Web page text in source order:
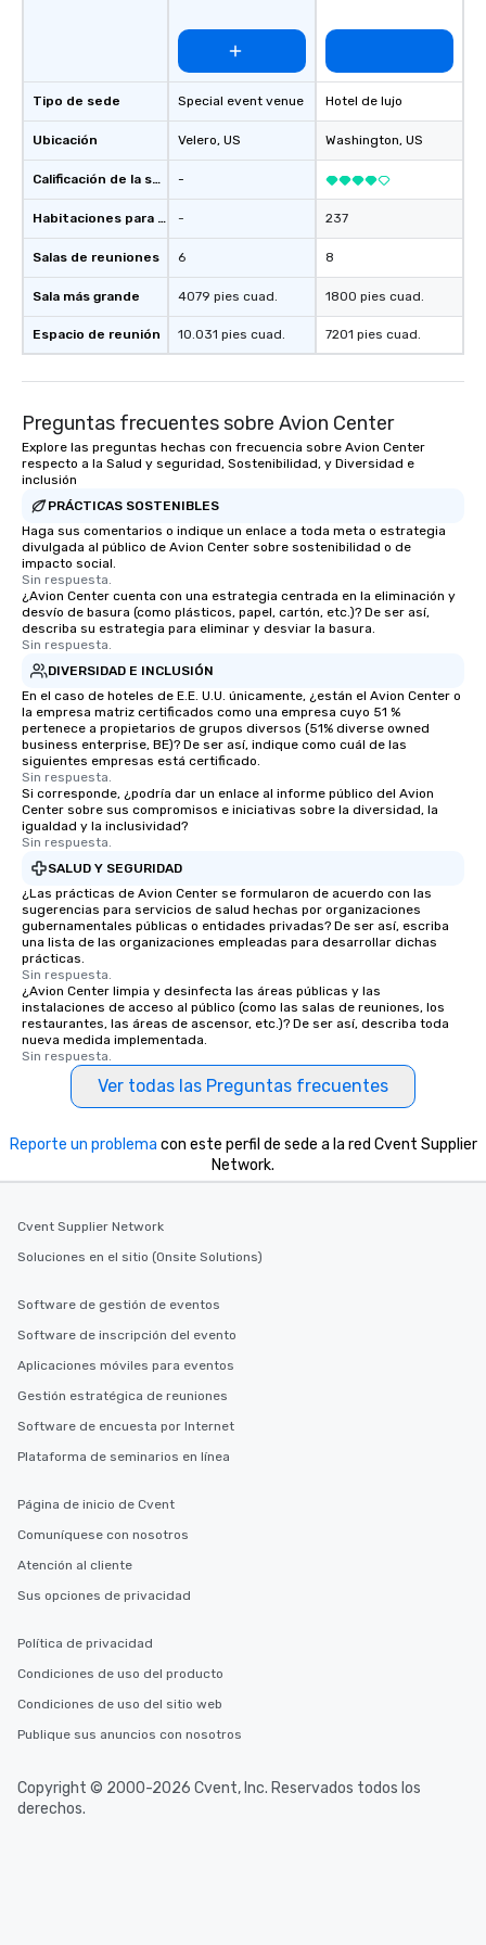
AND BACKGROUND VOCALS ★ ★ JIM
FIEGENER- GUITARS, LEAD AND
BACKGROUND VOCALS ★ ★ DAVE
LEWICKI- BASS, LEAD AND
BACKGROUND VOCALS ★ ★ TINO
MAGAZU- DRUMS ★
Tipo de sede
Ubicación
Calificación de la sede
Habitaciones para huéspedes
Salas de reuniones
Sala más grande
Espacio de reunión
Special event venue
Velero, US
-
-
6
4079 pies cuad.
10.031 pies cuad.
Hotel de lujo
Washington, US
237
8
1800 pies cuad.
7201 pies cuad.
Preguntas frecuentes sobre Avion Center
Explore las preguntas hechas con frecuencia sobre Avion Center
respecto a la Salud y seguridad, Sostenibilidad, y Diversidad e
inclusión
PRÁCTICAS SOSTENIBLES
Haga sus comentarios o indique un enlace a toda meta o estrategia
divulgada al público de Avion Center sobre sostenibilidad o de
impacto social.
Sin respuesta.
¿Avion Center cuenta con una estrategia centrada en la eliminación y
desvío de basura (como plásticos, papel, cartón, etc.)? De ser así,
describa su estrategia para eliminar y desviar la basura.
Sin respuesta.
DIVERSIDAD E INCLUSIÓN
En el caso de hoteles de E.E. U.U. únicamente, ¿están el Avion Center o
la empresa matriz certificados como una empresa cuyo 51 %
pertenece a propietarios de grupos diversos (51% diverse owned
business enterprise, BE)? De ser así, indique como cuál de las
siguientes empresas está certificado.
Sin respuesta.
Si corresponde, ¿podría dar un enlace al informe público del Avion
Center sobre sus compromisos e iniciativas sobre la diversidad, la
igualdad y la inclusividad?
Sin respuesta.
SALUD Y SEGURIDAD
¿Las prácticas de Avion Center se formularon de acuerdo con las
sugerencias para servicios de salud hechas por organizaciones
gubernamentales públicas o entidades privadas? De ser así, escriba
una lista de las organizaciones empleadas para desarrollar dichas
prácticas.
Sin respuesta.
¿Avion Center limpia y desinfecta las áreas públicas y las
instalaciones de acceso al público (como las salas de reuniones, los
restaurantes, las áreas de ascensor, etc.)? De ser así, describa toda
nueva medida implementada.
Sin respuesta.
Ver todas las Preguntas frecuentes
Reporte un problema con este perfil de sede a la red Cvent Supplier
Network.
Cvent Supplier Network
Soluciones en el sitio (Onsite Solutions)
Software de gestión de eventos
Software de inscripción del evento
Aplicaciones móviles para eventos
Gestión estratégica de reuniones
Software de encuesta por Internet
Plataforma de seminarios en línea
Página de inicio de Cvent
Comuníquese con nosotros
Atención al cliente
Sus opciones de privacidad
Política de privacidad
Condiciones de uso del producto
Condiciones de uso del sitio web
Publique sus anuncios con nosotros
Copyright © 2000-2026 Cvent, Inc. Reservados todos los
derechos.